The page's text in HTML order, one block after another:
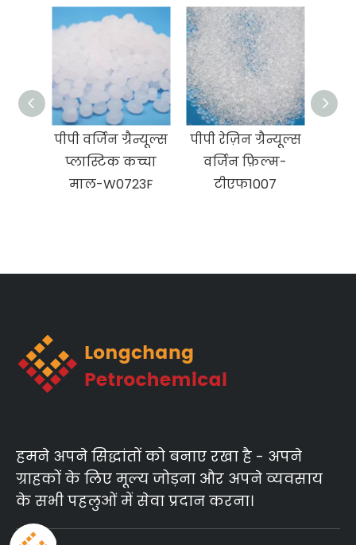
पीपी वर्जिन ग्रैन्यूल्स
प्लास्टिक कच्चा
माल-W0723F
पीपी रेज़िन ग्रैन्यूल्स
वर्जिन फ़िल्म-
टीएफ1007
हमने अपने सिद्धांतों को बनाए रखा है - अपने
ग्राहकों के लिए मूल्य जोड़ना और अपने व्यवसाय
के सभी पहलुओं में सेवा प्रदान करना।